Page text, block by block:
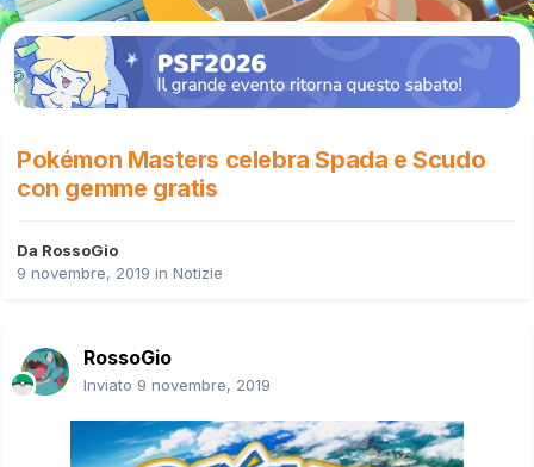
Pokémon Masters celebra Spada e Scudo
con gemme gratis
Da RossoGio
9 novembre, 2019 in Notizie
RossoGio
Inviato 9 novembre, 2019